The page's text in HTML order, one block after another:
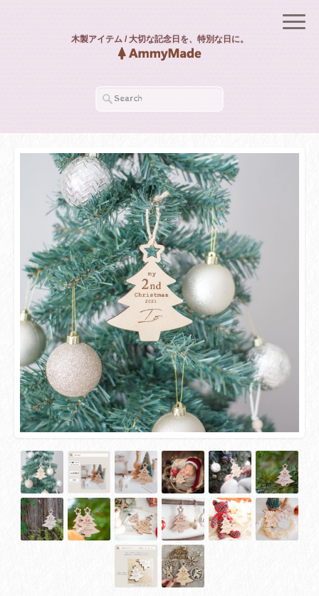
木製アイテム / 大切な記念日を、特別な日に。